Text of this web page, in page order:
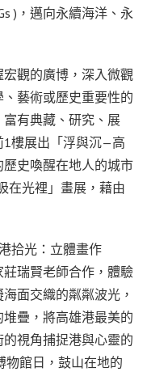
)，邁向永續海洋、永
觀的廣博，深入微觀
藝術或歷史重要性的
有典藏、研究、展
1樓展出「浮與沉—高
史喚醒在地人的城市
在光裡」畫展，藉由
拾光：立體畫作
瑞賢老師合作，體驗
面交織的粼粼波光，
疊，將高雄港最美的
視角捕捉港與心靈的
物館日，鼓山在地的